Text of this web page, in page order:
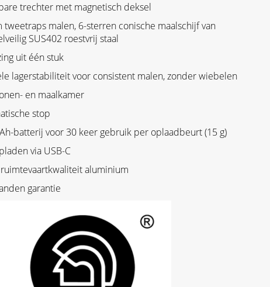
trechter met magnetisch deksel
tweetraps malen, 6-sterren conische maalschijf van
SUS402 roestvrij staal
uit één stuk
lagerstabiliteit voor consistent malen, zonder wiebelen
en maalkamer
stop
batterij voor 30 keer gebruik per oplaadbeurt (15 g)
via USB-C
aluminium
garantie